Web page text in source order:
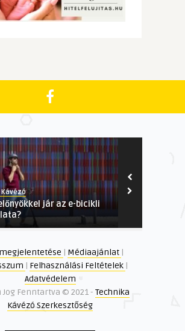
jár az e-bicikli
| Médiaajánlat |
| Felhasználási Feltételek |
Adatvédelem
Jog Fenntartva © 2021 - Technika
Kávézó Szerkesztőség